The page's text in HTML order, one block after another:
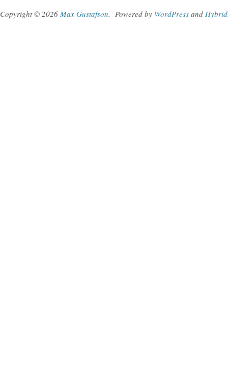
Copyright © 2026 Max Gustafson. Powered by WordPress and Hybrid